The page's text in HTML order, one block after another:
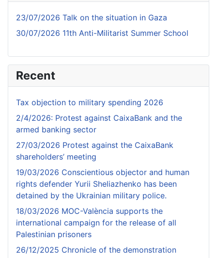
23/07/2026 Talk on the situation in Gaza
30/07/2026 11th Anti-Militarist Summer School
Recent
Tax objection to military spending 2026
2/4/2026: Protest against CaixaBank and the
armed banking sector
27/03/2026 Protest against the CaixaBank
shareholders’ meeting
19/03/2026 Conscientious objector and human
rights defender Yurii Sheliazhenko has been
detained by the Ukrainian military police.
18/03/2026 MOC-València supports the
international campaign for the release of all
Palestinian prisoners
26/12/2025 Chronicle of the demonstration